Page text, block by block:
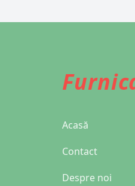
Acasă
Contact
Despre noi